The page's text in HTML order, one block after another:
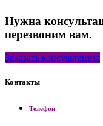
Нужна
перезвоним вам.
Заказать консультацию
Контакты
Телефон